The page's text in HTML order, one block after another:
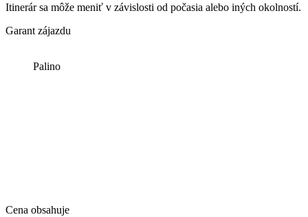
Itinerár sa môže meniť v závislosti od počasia alebo iných okolností.
Garant zájazdu
Palino
Cena obsahuje